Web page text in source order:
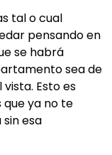
tal o cual
pensando en
se habrá
sea de
Esto es
ya no te
esa